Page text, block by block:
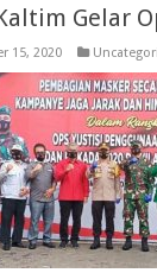
Gelar
15, 2020